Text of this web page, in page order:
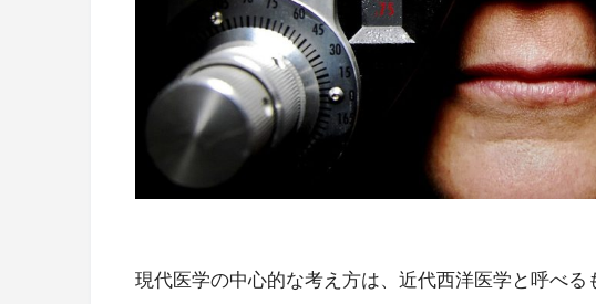
現代医学の中心的な考え方は、近代西洋医学と呼べ